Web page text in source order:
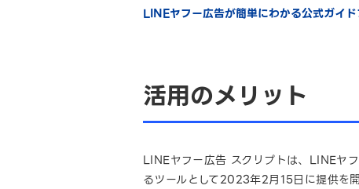
LINEヤフー広告が簡単にわかる公式ガイ
活用のメリット
LINEヤフー広告 スクリプトは、LINEヤ
るツールとして2023年2月15日に提供を